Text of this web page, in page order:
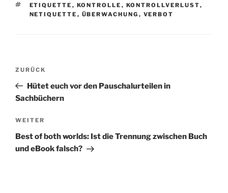
SCHLAGWÖRTER
ETIQUETTE , KONTROLLE , KONTROLLVERLUST,
NETIQUETTE , ÜBERWACHUNG , VERBOT
Beitragsnavigation
Vorheriger
Beitrag
ZURÜCK
Hütet euch vor den Pauschalurteilen in
Sachbüchern
Nächster
Beitrag
WEITER
Best of both worlds: Ist die Trennung zwischen Buch
und eBook falsch?